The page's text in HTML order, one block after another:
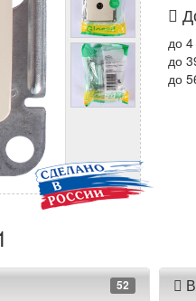
до
до
до
52